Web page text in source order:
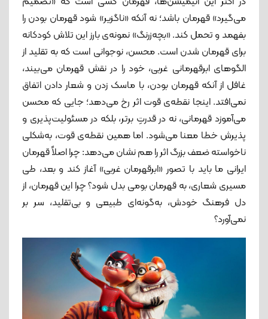
می‌گیرد» قهرمان باشد؛ نه آنکه «ناگزیر» شود قهرمان بودن را
بفهمد و تحمل کند. «بچه‌زرنگ» نمونه‌ی بارز این تلاش کودکانه
برای قهرمان ‌شدن است. محسن، نوجوانی است که به تقلید از
الگوهای ابرقهرمانی غربی، خود را در نقش قهرمان می‌بیند،
غافل از آنکه قهرمان بودن، با ماسک زدن و شعار دادن اتفاق
نمی‌افتد. اینجا نقطه‌ی قوت اثر رخ می‌دهد؛ جایی که محسن
می‌آموزد قهرمانی، نه در قدرتِ برتر، بلکه در مسئولیت‌پذیری و
پذیرش خطا معنا می‌شود. اما همین نقطه‌ی قوت، به‌شکلی
ناخواسته ضعف بزرگ اثر را هم نشان می‌دهد: چرا اصلاً قهرمان
ایرانی ما باید با تصور «ابرقهرمان غربی» آغاز کند و بعد، طی
مسیری شعاری، به قهرمان بومی بدل شود؟ چرا این قهرمان، از
دل فرهنگ خودش، به‌گونه‌ای طبیعی و بی‌تقلید، سر بر
نمی‌آورد؟